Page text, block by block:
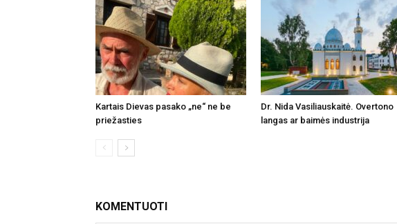
Kartais Dievas pasako „ne“ ne be
priežasties
Dr. Nida Vasiliauskaitė. Overtono
langas ar baimės industrija
KOMENTUOTI